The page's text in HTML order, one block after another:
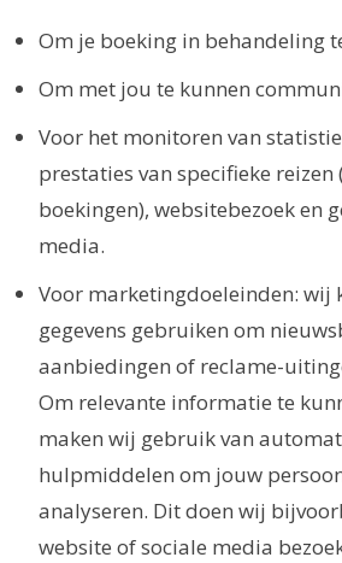
Om je boeking in behandeling
Om met jou te kunnen
Voor het monitoren van
prestaties van specifieke reizen
boekingen), websitebezoek en
media.
Voor marketingdoeleinden: wij
gegevens gebruiken om
aanbiedingen of reclame-
Om relevante informatie te
maken wij gebruik van
hulpmiddelen om jouw
analyseren. Dit doen wij
website of sociale media